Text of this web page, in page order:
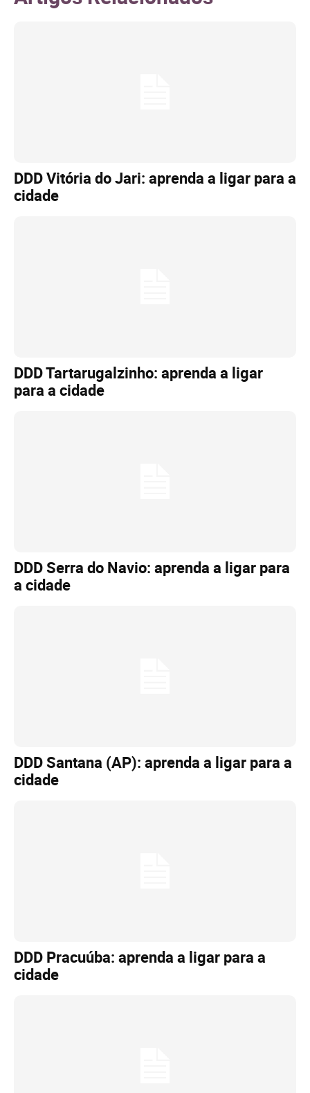
DDD Vitória do Jari: aprenda a ligar para a
cidade
DDD Tartarugalzinho: aprenda a ligar
para a cidade
DDD Serra do Navio: aprenda a ligar para
a cidade
DDD Santana (AP): aprenda a ligar para a
cidade
DDD Pracuúba: aprenda a ligar para a
cidade